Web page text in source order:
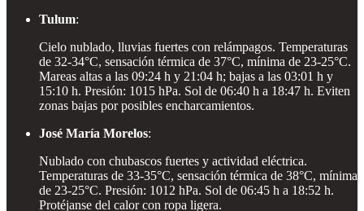
Tulum:
Cielo nublado, lluvias fuertes con relámpagos. Temperaturas
de 32-34°C, sensación térmica de 37°C, mínima de 23-25°C.
Mareas altas a las 09:24 h y 21:04 h; bajas a las 03:01 h y
15:10 h. Presión: 1015 hPa. Sol de 06:40 h a 18:47 h. Eviten
zonas bajas por posibles encharcamientos.
José María Morelos:
Nublado con chubascos fuertes y actividad eléctrica.
Temperaturas de 33-35°C, sensación térmica de 38°C, mínima
de 23-25°C. Presión: 1012 hPa. Sol de 06:45 h a 18:52 h.
Protéjanse del calor con ropa ligera.